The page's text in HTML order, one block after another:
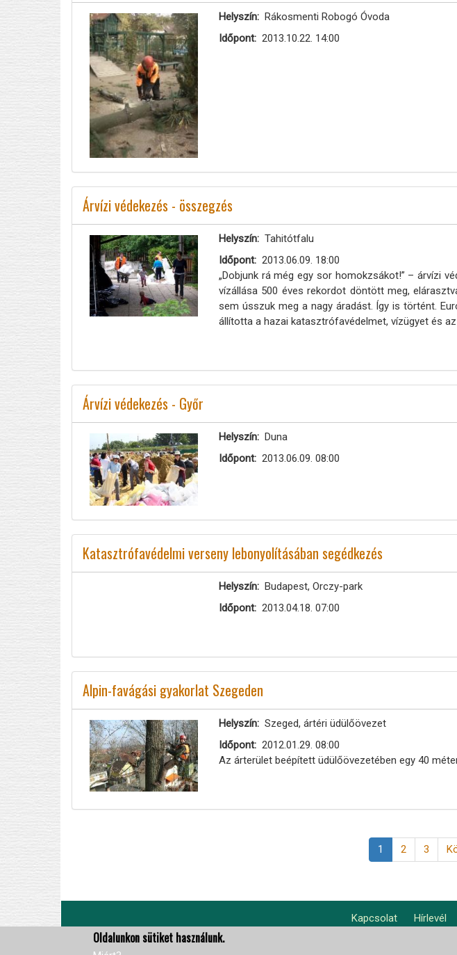
Helyszín
Rákosmenti Robogó Óvoda
Időpont
2013.10.22. 14:00
Árvízi védekezés - összegzés
Helyszín
Tahitótfalu
Időpont
2013.06.09. 18:00
„Dobjunk rá még egy sor homokzsákot!” – árvízi
vízállása 500 éves rekordot döntött meg,
sem ússzuk meg a nagy áradást. Így is történt.
állította a hazai katasztrófavédelmet, vízügyet és
Árvízi védekezés - Győr
Helyszín
Duna
Időpont
2013.06.09. 08:00
Katasztrófavédelmi verseny lebonyolításában segédkezés
Helyszín
Budapest, Orczy-park
Időpont
2013.04.18. 07:00
Alpin-favágási gyakorlat Szegeden
Helyszín
Szeged, ártéri üdülőövezet
Időpont
2012.01.29. 08:00
Az árterület beépített üdülőövezetében egy 40
Jelenlegi
oldal
1 Page
2 Page
3
Footer
Kapcsolat Hírlevél
Oldalunkon sütiket használunk.